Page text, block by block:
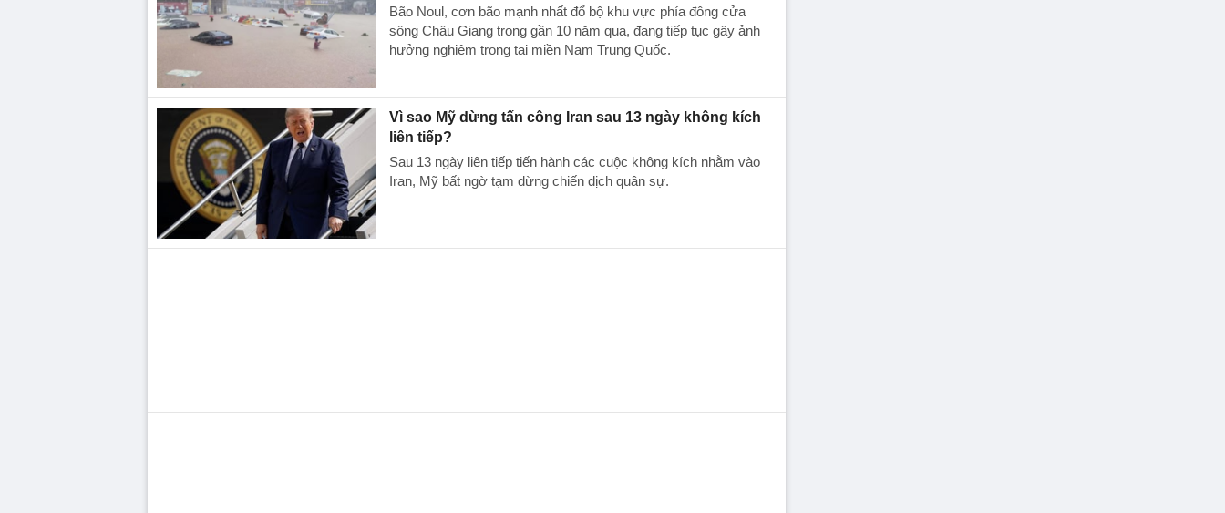
Bão Noul, cơn bão mạnh nhất đổ bộ khu vực phía đông cửa
sông Châu Giang trong gần 10 năm qua, đang tiếp tục gây ảnh
hưởng nghiêm trọng tại miền Nam Trung Quốc.
Vì sao Mỹ dừng tấn công Iran sau 13 ngày không kích
liên tiếp?
Sau 13 ngày liên tiếp tiến hành các cuộc không kích nhằm vào
Iran, Mỹ bất ngờ tạm dừng chiến dịch quân sự.